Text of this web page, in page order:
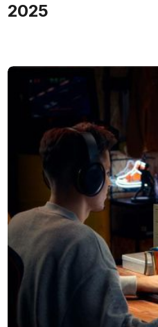
2025